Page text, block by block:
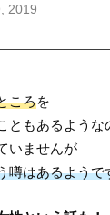
2019
ころを
ともあるような
いませんが
噂はあるようで